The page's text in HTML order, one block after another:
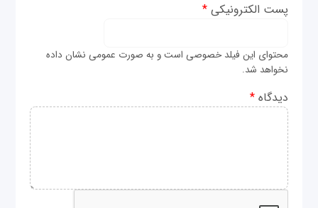
پست الکترونیکی*
محتوای این فیلد خصوصی است و به صورت عمومی نشان داده
نخواهد شد.
دیدگاه*